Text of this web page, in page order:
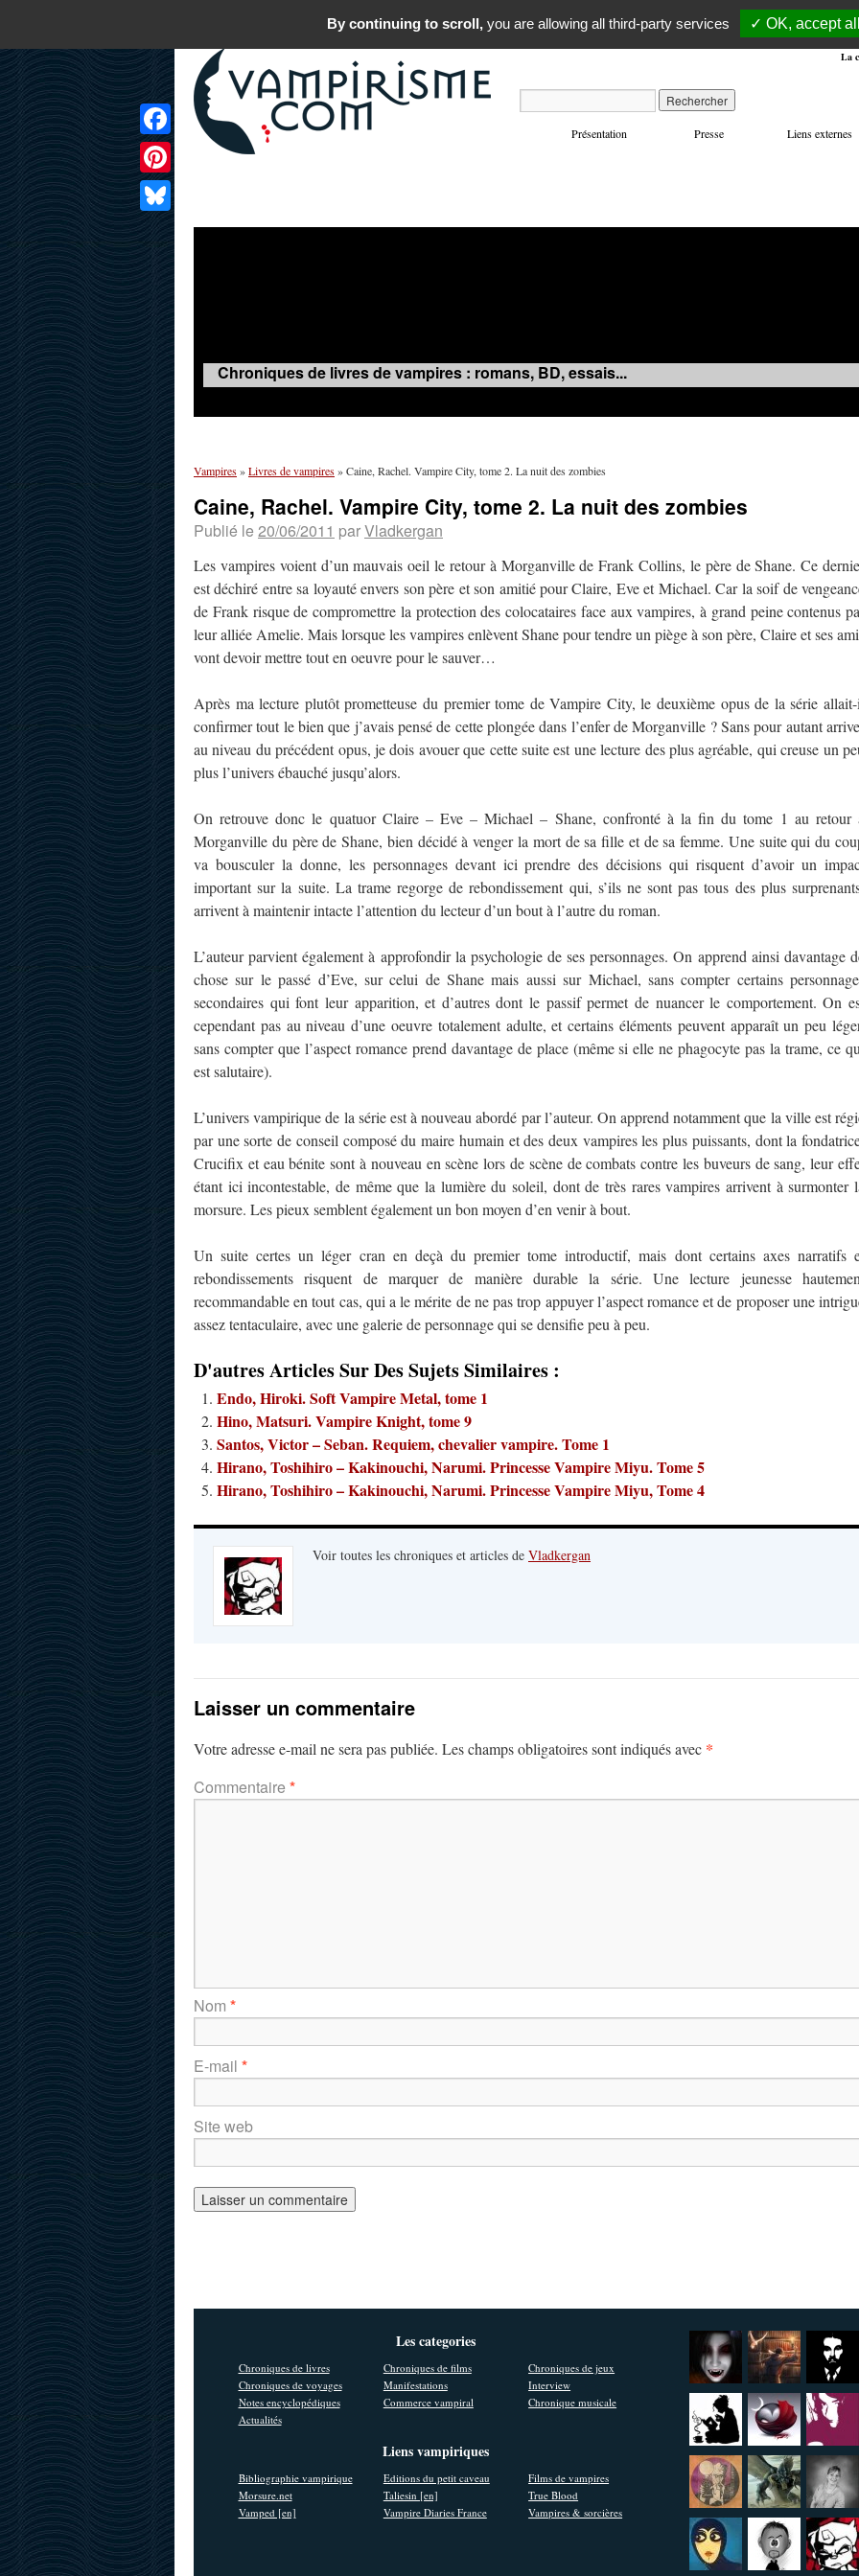
La
Présentation Presse Liens externes
Chroniques de livres de vampires : romans, BD, essais...
Vampires»Livres de vampires»Caine, Rachel. Vampire City, tome 2. La nuit des zombies
Caine, Rachel. Vampire City, tome 2. La nuit des zombies
Publié le 20/06/2011 parVladkergan
Les vampires voient d’un mauvais oeil le retour à Morganville de Frank Collins, le père de Shane. Ce
est déchiré entre sa loyauté envers son père et son amitié pour Claire, Eve et Michael. Car la soif de
de Frank risque de compromettre la protection des colocataires face aux vampires, à grand peine contenus
leur alliée Amelie. Mais lorsque les vampires enlèvent Shane pour tendre un piège à son père, Claire et ses
vont devoir mettre tout en oeuvre pour le sauver…
Après ma lecture plutôt prometteuse du premier tome de Vampire City, le deuxième opus de la série
confirmer tout le bien que j’avais pensé de cette plongée dans l’enfer de Morganville ? Sans pour autant
au niveau du précédent opus, je dois avouer que cette suite est une lecture des plus agréable, qui creuse un
plus l’univers ébauché jusqu’alors.
On retrouve donc le quatuor Claire – Eve – Michael – Shane, confronté à la fin du tome 1 au retour
Morganville du père de Shane, bien décidé à venger la mort de sa fille et de sa femme. Une suite qui du
va bousculer la donne, les personnages devant ici prendre des décisions qui risquent d’avoir un
important sur la suite. La trame regorge de rebondissement qui, s’ils ne sont pas tous des plus
arrivent à maintenir intacte l’attention du lecteur d’un bout à l’autre du roman.
L’auteur parvient également à approfondir la psychologie de ses personnages. On apprend ainsi davantage
chose sur le passé d’Eve, sur celui de Shane mais aussi sur Michael, sans compter certains
secondaires qui font leur apparition, et d’autres dont le passif permet de nuancer le comportement. On
cependant pas au niveau d’une oeuvre totalement adulte, et certains éléments peuvent apparaît un peu
sans compter que l’aspect romance prend davantage de place (même si elle ne phagocyte pas la trame, ce
est salutaire).
L’univers vampirique de la série est à nouveau abordé par l’auteur. On apprend notamment que la ville est
par une sorte de conseil composé du maire humain et des deux vampires les plus puissants, dont la
Crucifix et eau bénite sont à nouveau en scène lors de scène de combats contre les buveurs de sang, leur
étant ici incontestable, de même que la lumière du soleil, dont de très rares vampires arrivent à surmonter
morsure. Les pieux semblent également un bon moyen d’en venir à bout.
Un suite certes un léger cran en deçà du premier tome introductif, mais dont certains axes narratifs
rebondissements risquent de marquer de manière durable la série. Une lecture jeunesse
recommandable en tout cas, qui a le mérite de ne pas trop appuyer l’aspect romance et de proposer une
assez tentaculaire, avec une galerie de personnage qui se densifie peu à peu.
D'autres Articles Sur Des Sujets Similaires :
Endo, Hiroki. Soft Vampire Metal, tome 1
Hino, Matsuri. Vampire Knight, tome 9
Santos, Victor – Seban. Requiem, chevalier vampire. Tome 1
Hirano, Toshihiro – Kakinouchi, Narumi. Princesse Vampire Miyu. Tome 5
Hirano, Toshihiro – Kakinouchi, Narumi. Princesse Vampire Miyu, Tome 4
Voir toutes les chroniques et articles de Vladkergan
Laisser un commentaire
Votre adresse e-mail ne sera pas publiée. Les champs obligatoires sont indiqués avec *
Commentaire *
Nom *
E-mail *
Site web
Facebook
Pinterest
Bluesky
Les categories
Chroniques de livres Chroniques de films
Chroniques de jeux
Chroniques de voyages
Manifestations
Interview
Notes encyclopédiques
Commerce vampiral
Chronique musicale
Actualités
Liens vampiriques
Bibliographie vampirique Editions du petit caveau
Films de vampires
Morsure.net
Taliesin [en]
True Blood
Vamped [en]
Vampire Diaries France Vampires & sorcières
By continuing to scroll,you are allowing all third-party services ✓ OK, accept